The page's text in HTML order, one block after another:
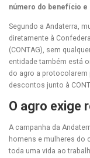
número do benefício e
Segundo a Andaterra,
diretamente à
(CONTAG), sem
entidade também está
do agro a
descontos junto à
O agro exige
A campanha da
homens e mulheres do
toda uma vida ao